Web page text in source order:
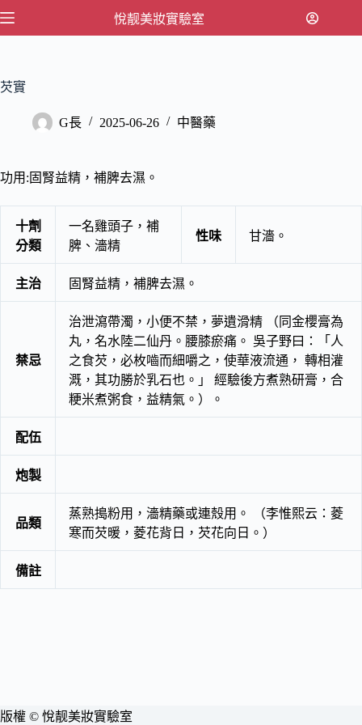
跳
內
悅靓美妝實驗室
芡實
G長 2025-06-26 中醫藥
功用:固腎益精，補脾去濕。
十劑
分類
一名雞頭子，補
脾、濇精
性味 甘濇。
主治 固腎益精，補脾去濕。
禁忌
治泄瀉帶濁，小便不禁，夢遺滑精 （同金櫻膏為
丸，名水陸二仙丹。腰膝瘀痛。 吳子野曰：「人
之食芡，必枚嚙而細嚼之，使華液流通， 轉相灌
溉，其功勝於乳石也。」 經驗後方煮熟研膏，合
粳米煮粥食，益精氣。）。
配伍
炮製
品類
蒸熟搗粉用，濇精藥或連殼用。 （李惟熙云：菱
寒而芡暖，菱花背日，芡花向日。）
備註
版權 © 悅靓美妝實驗室